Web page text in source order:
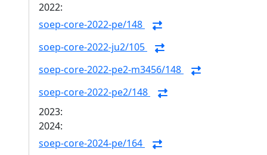
2022:
soep-core-2022-pe/148
soep-core-2022-ju2/105
soep-core-2022-pe2-m3456/148
soep-core-2022-pe2/148
2023:
2024:
soep-core-2024-pe/164